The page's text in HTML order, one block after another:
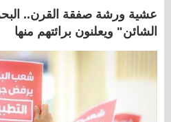
عشية ورشة صفقة القرن..
الشائن" ويعلنون برائتهم منها